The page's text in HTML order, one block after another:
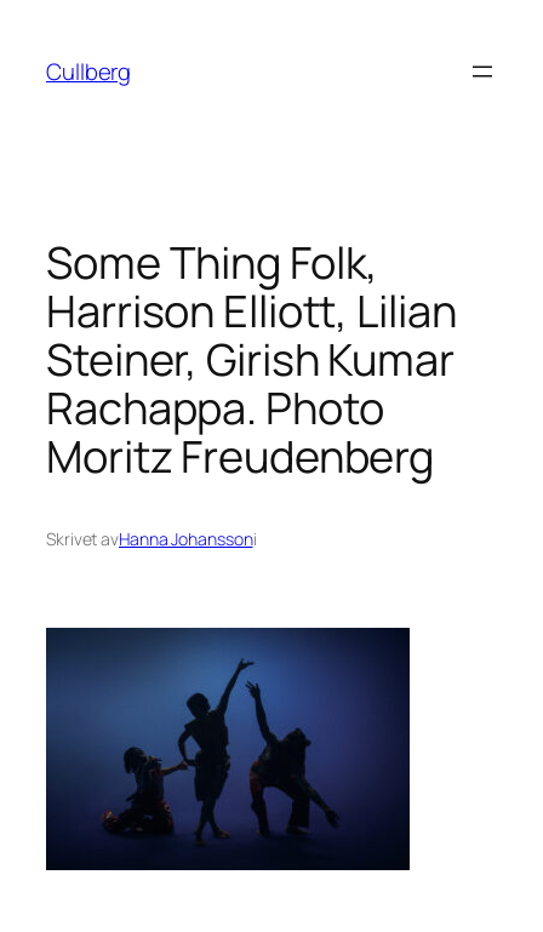
innehåll
Cullberg
Some Thing Folk,
Harrison Elliott, Lilian
Steiner, Girish Kumar
Rachappa. Photo
Moritz Freudenberg
Skrivet avHanna Johanssoni